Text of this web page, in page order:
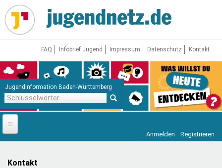
Direkt
zum
Inhalt
FAQ Infobrief Jugend Impressum Datenschutz Kontakt
Jugendinformation Baden-Württemberg
Startseite
News
Anmelden Registrieren
Kontakt